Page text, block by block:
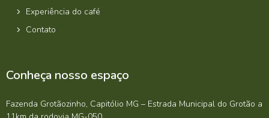
Experiência do café
Contato
Conheça nosso espaço
Fazenda Grotãozinho, Capitólio MG – Estrada Municipal do Grotão a